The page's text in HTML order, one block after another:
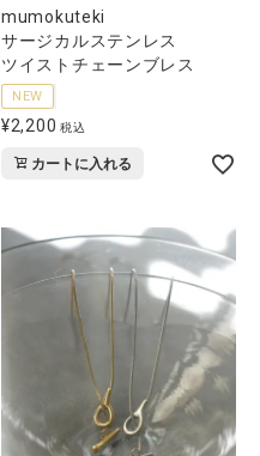
mumokuteki
サージカルステンレス
ツイストチェーンブレス
NEW
¥2,200 税込
カートに入れる